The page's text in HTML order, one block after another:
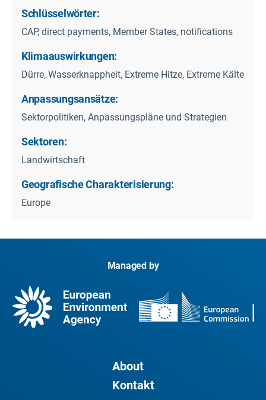
Schlüsselwörter:
CAP, direct payments, Member States, notifications
Klimaauswirkungen:
Dürre, Wasserknappheit, Extreme Hitze, Extreme Kälte
Anpassungsansätze:
Sektorpolitiken, Anpassungspläne und Strategien
Sektoren:
Landwirtschaft
Geografische Charakterisierung:
Europe
Managed by
About
Kontakt